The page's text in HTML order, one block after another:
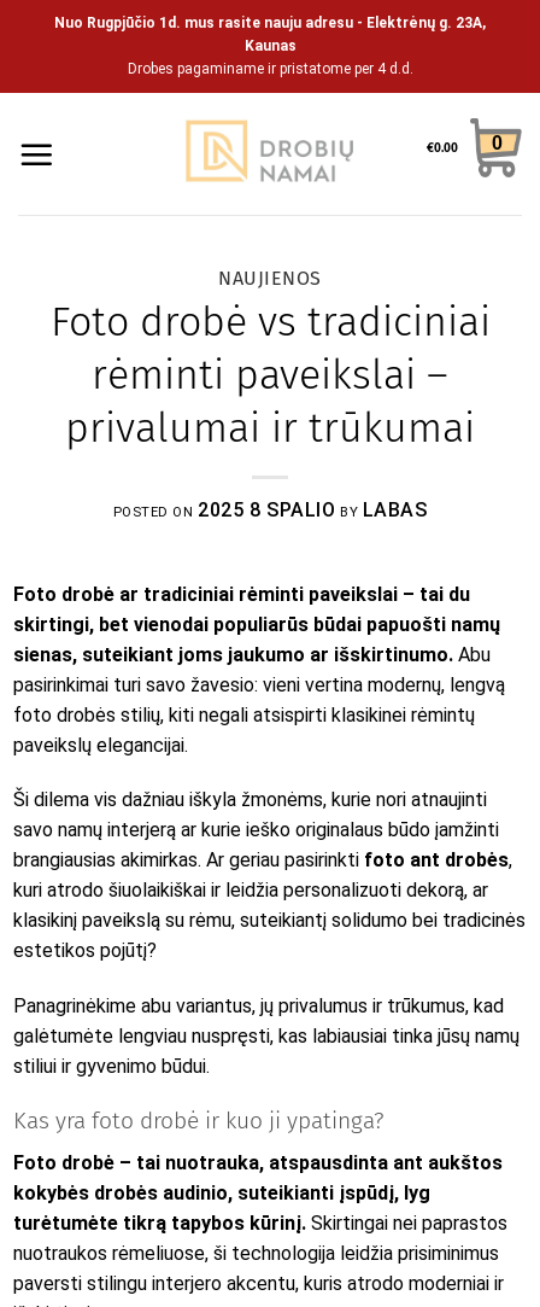
Nuo Rugpjūčio 1d. mus rasite nauju adresu - Elektrėnų g. 23A,
Kaunas
Drobes pagaminame ir pristatome per 4 d.d.
€0.00 0
NAUJIENOS
Foto drobė vs tradiciniai
rėminti paveikslai –
privalumai ir trūkumai
POSTED ON 2025 8 SPALIO BY LABAS
Foto drobė ar tradiciniai rėminti paveikslai – tai du
skirtingi, bet vienodai populiarūs būdai papuošti namų
sienas, suteikiant joms jaukumo ar išskirtinumo. Abu
pasirinkimai turi savo žavesio: vieni vertina modernų, lengvą
foto drobės stilių, kiti negali atsispirti klasikinei rėmintų
paveikslų elegancijai.
Ši dilema vis dažniau iškyla žmonėms, kurie nori atnaujinti
savo namų interjerą ar kurie ieško originalaus būdo įamžinti
brangiausias akimirkas. Ar geriau pasirinkti foto ant drobės,
kuri atrodo šiuolaikiškai ir leidžia personalizuoti dekorą, ar
klasikinį paveikslą su rėmu, suteikiantį solidumo bei tradicinės
estetikos pojūtį?
Panagrinėkime abu variantus, jų privalumus ir trūkumus, kad
galėtumėte lengviau nuspręsti, kas labiausiai tinka jūsų namų
stiliui ir gyvenimo būdui.
Kas yra foto drobė ir kuo ji ypatinga?
Foto drobė – tai nuotrauka, atspausdinta ant aukštos
kokybės drobės audinio, suteikianti įspūdį, lyg
turėtumėte tikrą tapybos kūrinį. Skirtingai nei paprastos
nuotraukos rėmeliuose, ši technologija leidžia prisiminimus
paversti stilingu interjero akcentu, kuris atrodo moderniai ir